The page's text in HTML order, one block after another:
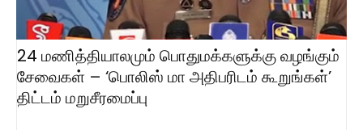
24 மணித்தியாலமும் பொதுமக்களுக்கு வழங்கும்
சேவைகள் – ‘பொலிஸ் மா அதிபரிடம் கூறுங்கள்’
திட்டம் மறுசீரமைப்பு